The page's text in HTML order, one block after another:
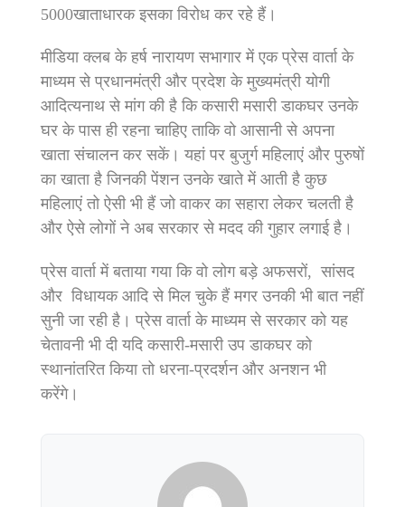
5000खाताधारक इसका विरोध कर रहे हैं।
मीडिया क्लब के हर्ष नारायण सभागार में एक प्रेस वार्ता के
माध्यम से प्रधानमंत्री और प्रदेश के मुख्यमंत्री योगी
आदित्यनाथ से मांग की है कि कसारी मसारी डाकघर उनके
घर के पास ही रहना चाहिए ताकि वो आसानी से अपना
खाता संचालन कर सकें। यहां पर बुजुर्ग महिलाएं और पुरुषों
का खाता है जिनकी पेंशन उनके खाते में आती है कुछ
महिलाएं तो ऐसी भी हैं जो वाकर का सहारा लेकर चलती है
और ऐसे लोगों ने अब सरकार से मदद की गुहार लगाई है।
प्रेस वार्ता में बताया गया कि वो लोग बड़े अफसरों, सांसद
और विधायक आदि से मिल चुके हैं मगर उनकी भी बात नहीं
सुनी जा रही है। प्रेस वार्ता के माध्यम से सरकार को यह
चेतावनी भी दी यदि कसारी-मसारी उप डाकघर को
स्थानांतरित किया तो धरना-प्रदर्शन और अनशन भी
करेंगे।